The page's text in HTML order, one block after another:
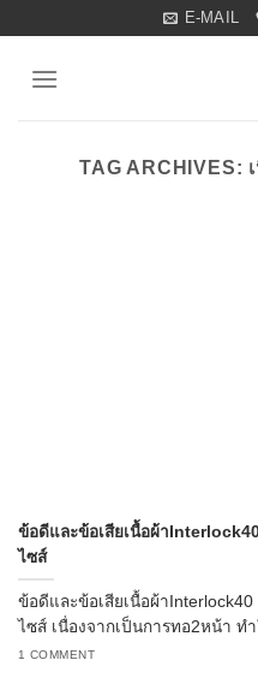
content
E-MAIL
TAG ARCHIVES:
ข้อดีและข้อเสียเนื้อผ้า
ไซส์
ข้อดีและข้อเสียเนื้อผ้าInterlock40
ไซส์ เนื่องจากเป็นการทอ2หน้า ท
1 COMMENT